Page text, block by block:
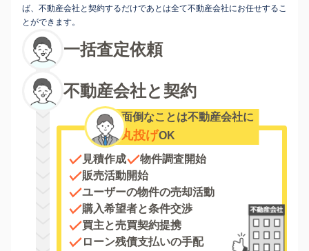
ば、不動産会社と契約するだけであとは全て不動産会社にお任せするこ
とができます。
一括査定依頼
不動産会社と契約
面倒なことは不動産会社に
丸投げOK
見積作成
物件調査開始
販売活動開始
ユーザーの物件の売却活動
購入希望者と条件交渉
買主と売買契約提携
ローン残債支払いの手配